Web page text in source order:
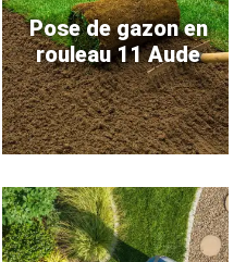
Pose de gazon en
rouleau 11 Aude